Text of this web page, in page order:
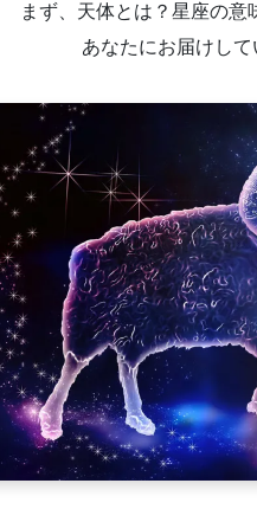
まず、天体とは？星座の意
あなたにお届けして